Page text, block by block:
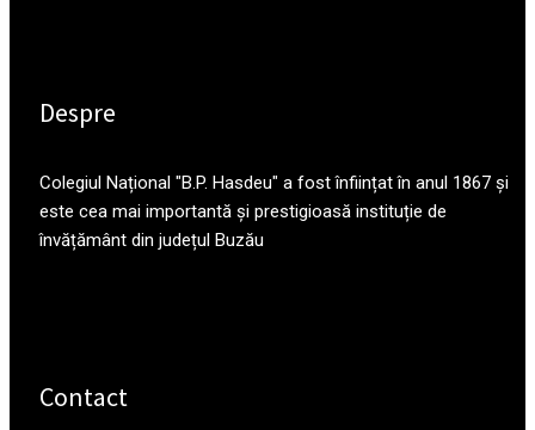
Despre
Colegiul Național "B.P. Hasdeu" a fost înființat în anul 1867 și
este cea mai importantă și prestigioasă instituție de
învățământ din județul Buzău
Contact